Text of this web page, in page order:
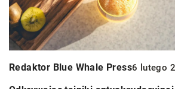
Redaktor Blue Whale Press6 lutego